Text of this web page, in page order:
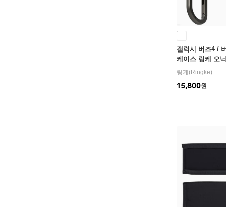
갤럭시 버즈4 /
케이스 링케 오
버
링케(Ringke)
15,800원